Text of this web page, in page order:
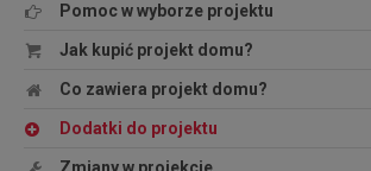
Pomoc w wyborze projektu
Jak kupić projekt domu?
Co zawiera projekt domu?
Dodatki do projektu